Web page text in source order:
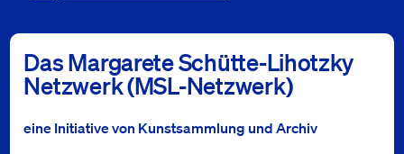
Das Margarete Schütte-Lihotzky
Netzwerk (MSL-Netzwerk)
eine Initiative von Kunstsammlung und Archiv